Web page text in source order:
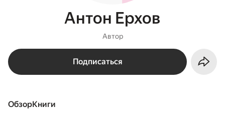
Антон Ерхов
Автор
Подписаться
Обзор книги